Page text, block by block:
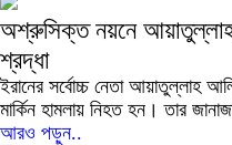
অশ্রুসিক্ত নয়নে আয়াতুল্লাহ
শ্রদ্ধা
ইরানের সর্বোচ্চ নেতা আয়াতুল্লাহ
মার্কিন হামলায় নিহত হন। তার
আরও পড়ুন..